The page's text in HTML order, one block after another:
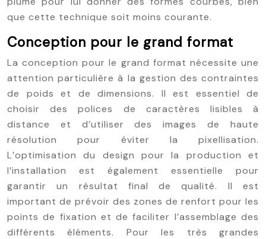
que cette technique soit moins courante.
Conception pour le grand format
La conception pour le grand format nécessite une
attention particulière à la gestion des contraintes
de poids et de dimensions. Il est essentiel de
choisir des polices de caractères lisibles à
distance et d’utiliser des images de haute
résolution pour éviter la pixellisation.
L’optimisation du design pour la production et
l’installation est également essentielle pour
garantir un résultat final de qualité. Il est
important de prévoir des zones de renfort pour les
points de fixation et de faciliter l’assemblage des
différents éléments. Pour les très grandes